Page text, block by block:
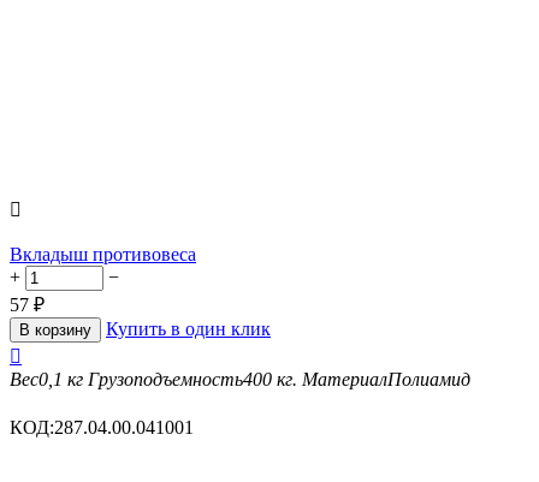

Вкладыш противовеса
+
−
57 ₽
В корзину
Купить в один клик

Вес0,1 кг Грузоподъемность400 кг. МатериалПолиамид
КОД:287.04.00.041001